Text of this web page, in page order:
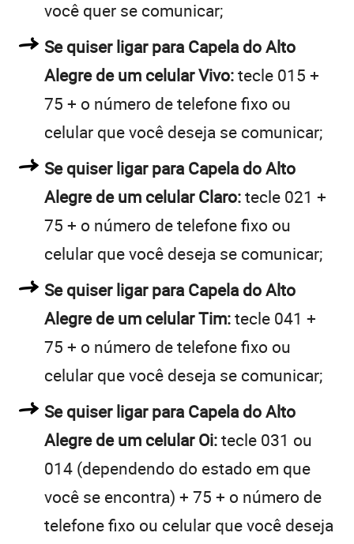
você quer se comunicar;
Se quiser ligar para Capela do Alto
Alegre de um celular Vivo:tecle 015 +
75 + o número de telefone fixo ou
celular que você deseja se comunicar;
Se quiser ligar para Capela do Alto
Alegre de um celular Claro:tecle 021 +
75 + o número de telefone fixo ou
celular que você deseja se comunicar;
Se quiser ligar para Capela do Alto
Alegre de um celular Tim:tecle 041 +
75 + o número de telefone fixo ou
celular que você deseja se comunicar;
Se quiser ligar para Capela do Alto
Alegre de um celular Oi:tecle 031 ou
014 (dependendo do estado em que
você se encontra) + 75 + o número de
telefone fixo ou celular que você deseja